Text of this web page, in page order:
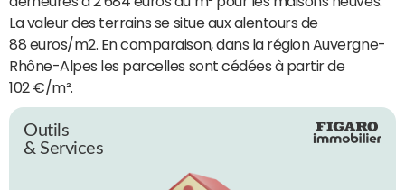
La valeur des terrains se situe aux alentours de
88 euros/m2. En comparaison, dans la région Auvergne-
Rhône-Alpes les parcelles sont cédées à partir de
102 €/m².
Outils
& Services